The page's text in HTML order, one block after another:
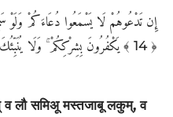
إِن تَدْعُوهُمْ لَا يَسْمَعُوا دُعَاءَكُمْ وَلَوْ
يَكْفُرُونَ بِشِرْكِكُمْ ۚ وَلَا ﴾ 14 ﴿
लौ समिअू मस्तजाबू लकुम्, व